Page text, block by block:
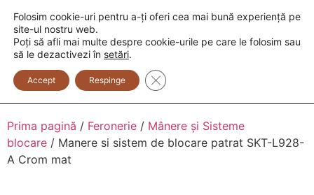
+373 600 888 33 +373 600 888 44
0
Prima pagină / Feronerie / Mânere și Sisteme
blocare / Manere si sistem de blocare patrat SKT-L928-
A Crom mat
Folosim cookie-uri pentru a-ți oferi cea mai bună experiență pe
site-ul nostru web.
Poți să afli mai multe despre cookie-urile pe care le folosim sau
să le dezactivezi în setări.
Accept Respinge Close GDPR Cookie Banner